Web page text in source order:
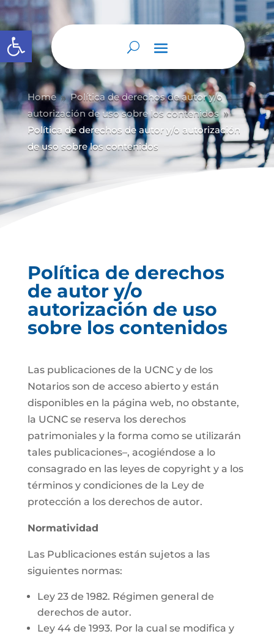
Abrir barra de herramientas
Home 9 Política de derechos de autor y/o
autorización de uso sobre los contenidos 9
Política de derechos de autor y/o autorización
de uso sobre los contenidos
Política de derechos
de autor y/o
autorización de uso
sobre los contenidos
Las publicaciones de la UCNC y de los
Notarios son de acceso abierto y están
disponibles en la página web, no obstante,
la UCNC se reserva los derechos
patrimoniales y la forma como se utilizarán
tales publicaciones–, acogiéndose a lo
consagrado en las leyes de copyright y a los
términos y condiciones de la Ley de
protección a los derechos de autor.
Normatividad
Las Publicaciones están sujetos a las
siguientes normas:
Ley 23 de 1982. Régimen general de
derechos de autor.
Ley 44 de 1993. Por la cual se modifica y